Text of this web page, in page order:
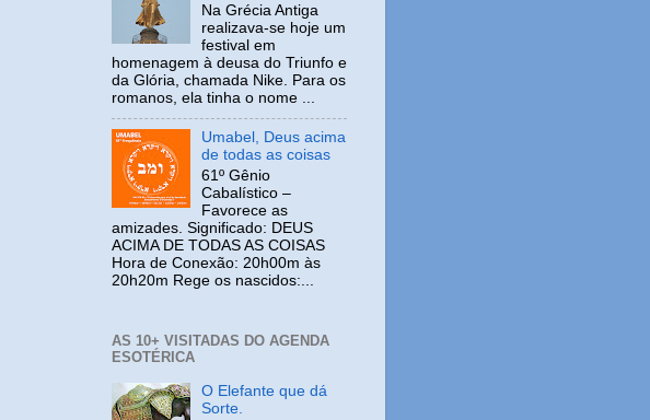
Na Grécia Antiga
realizava-se hoje um
festival em
homenagem à deusa do Triunfo e
da Glória, chamada Nike. Para os
romanos, ela tinha o nome ...
Umabel, Deus acima
de todas as coisas
61º Gênio
Cabalístico –
Favorece as
amizades. Significado: DEUS
ACIMA DE TODAS AS COISAS
Hora de Conexão: 20h00m às
20h20m Rege os nascidos:...
AS 10+ VISITADAS DO AGENDA
ESOTÉRICA
O Elefante que dá
Sorte.